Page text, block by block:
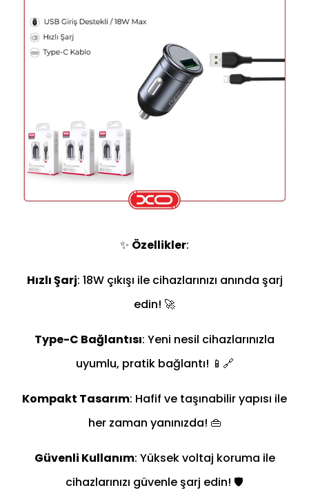
✨ Özellikler:
Hızlı Şarj: 18W çıkışı ile cihazlarınızı anında şarj
edin! 🚀
Type-C Bağlantısı: Yeni nesil cihazlarınızla
uyumlu, pratik bağlantı! 📱🔗
Kompakt Tasarım: Hafif ve taşınabilir yapısı ile
her zaman yanınızda! 👜
Güvenli Kullanım: Yüksek voltaj koruma ile
cihazlarınızı güvenle şarj edin! 🛡️